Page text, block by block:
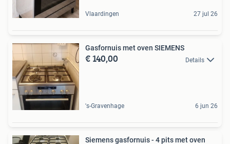
Vlaardingen 27 jul 26
Gasfornuis met oven SIEMENS
€ 140,00 Details
's-Gravenhage 6 jun 26
Siemens gasfornuis - 4 pits met oven